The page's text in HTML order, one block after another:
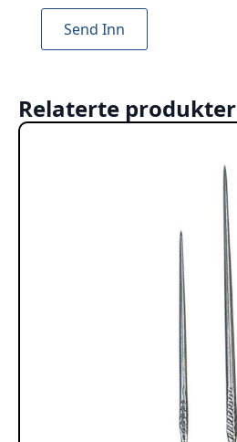
Relaterte produkter